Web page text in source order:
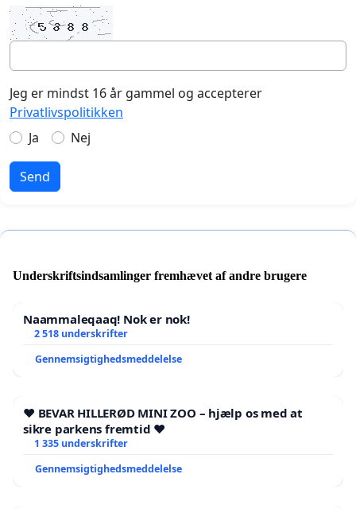
Jeg er mindst 16 år gammel og accepterer
Privatlivspolitikken
Ja
Nej
Send
Underskriftsindsamlinger fremhævet af andre brugere
Naammaleqaaq! Nok er nok!
2 518 underskrifter
Gennemsigtighedsmeddelelse
❤️ BEVAR HILLERØD MINI ZOO – hjælp os med at
sikre parkens fremtid ❤️
1 335 underskrifter
Gennemsigtighedsmeddelelse